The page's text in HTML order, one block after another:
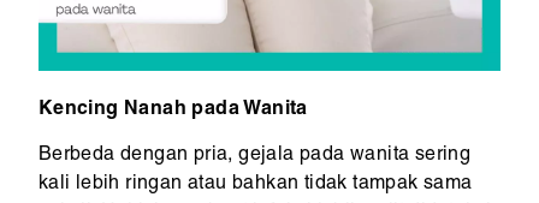
Kencing Nanah pada Wanita
Berbeda dengan pria, gejala pada wanita sering
kali lebih ringan atau bahkan tidak tampak sama